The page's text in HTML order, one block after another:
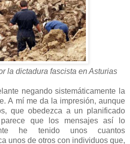
la dictadura fascista en Asturias
negando sistemáticamente la
A mí me da la impresión, aunque
que obedezca a un planificado
que los mensajes así lo
he tenido unos cuantos
unos de otros con individuos que,